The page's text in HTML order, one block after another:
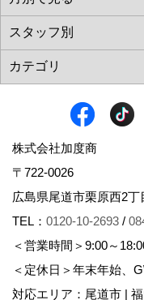
株式会社加度商
〒722-0026
広島県尾道市栗原西2
TEL： 0120-10-2693 /
＜営業時間＞9:00～
＜定休日＞年末年始、
対応エリア：尾道市 |